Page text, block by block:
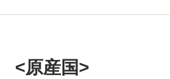
<原産国>